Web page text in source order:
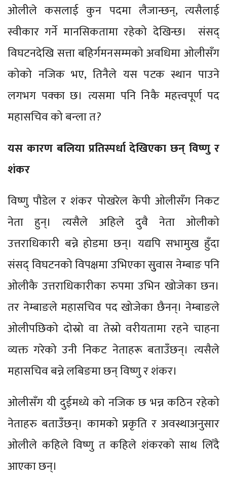
ओलीले कसलाई कुन पदमा लैजान्छन्, त्यसैलाई
स्वीकार गर्ने मानसिकतामा रहेको देखिन्छ। संसद्
विघटनदेखि सत्ता बहिर्गमनसम्मको अवधिमा ओलीसँग
कोको नजिक भए, तिनैले यस पटक स्थान पाउने
लगभग पक्का छ। त्यसमा पनि निकै महत्त्वपूर्ण पद
महासचिव को बन्ला त?
यस कारण बलिया प्रतिस्पर्धा देखिएका छन् विष्णु र
शंकर
विष्णु पौडेल र शंकर पोखरेल केपी ओलीसँग निकट
नेता हुन्। त्यसैले अहिले दुवै नेता ओलीको
उत्तराधिकारी बन्ने होडमा छन्। यद्यपि सभामुख हुँदा
संसद् विघटनको विपक्षमा उभिएका सुुवास नेम्बाङ पनि
ओलीकै उत्तराधिकारीका रुपमा उभिन खोजेका छन।
तर नेम्बाङले महासचिव पद खोजेका छैनन्। नेम्बाङले
ओलीपछिको दोस्रो वा तेस्रो वरीयतामा रहने चाहना
व्यक्त गरेको उनी निकट नेताहरू बताउँछन्। त्यसैले
महासचिव बन्ने लबिङमा छन् विष्णु र शंकर।
ओलीसँग यी दुईमध्ये को नजिक छ भन्न कठिन रहेको
नेताहरु बताउँछन्। कामको प्रकृति र अवस्थाअनुसार
ओलीले कहिले विष्णु त कहिले शंकरको साथ लिँदै
आएका छन्।